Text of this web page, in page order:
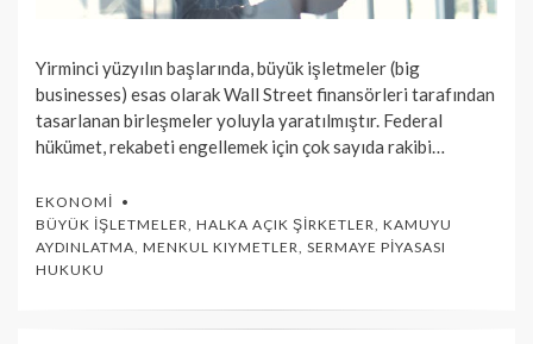
Yirminci yüzyılın başlarında, büyük işletmeler (big
businesses) esas olarak Wall Street finansörleri tarafından
tasarlanan birleşmeler yoluyla yaratılmıştır. Federal
hükümet, rekabeti engellemek için çok sayıda rakibi…
EKONOMI
BÜYÜK İŞLETMELER, HALKA AÇIK ŞIRKETLER, KAMUYU
AYDINLATMA, MENKUL KIYMETLER, SERMAYE PIYASASI
HUKUKU